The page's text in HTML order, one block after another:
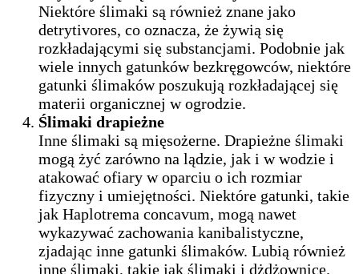
Niektóre ślimaki są również znane jako
detrytivores, co oznacza, że żywią się
rozkładającymi się substancjami. Podobnie jak
wiele innych gatunków bezkręgowców, niektóre
gatunki ślimaków poszukują rozkładającej się
materii organicznej w ogrodzie.
Ślimaki drapieżne
Inne ślimaki są mięsożerne. Drapieżne ślimaki
mogą żyć zarówno na lądzie, jak i w wodzie i
atakować ofiary w oparciu o ich rozmiar
fizyczny i umiejętności. Niektóre gatunki, takie
jak Haplotrema concavum, mogą nawet
wykazywać zachowania kanibalistyczne,
zjadając inne gatunki ślimaków. Lubią również
inne ślimaki, takie jak ślimaki i dżdżownice.